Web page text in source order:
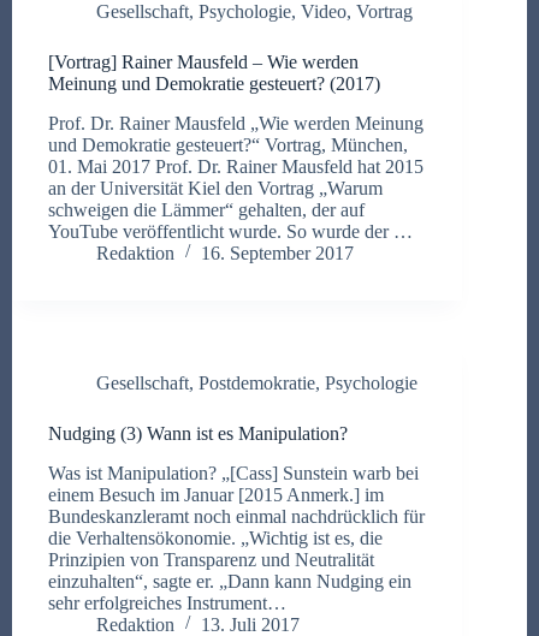
Gesellschaft, Psychologie, Video, Vortrag
[Vortrag] Rainer Mausfeld – Wie werden
Meinung und Demokratie gesteuert? (2017)
Prof. Dr. Rainer Mausfeld „Wie werden Meinung
und Demokratie gesteuert?“ Vortrag, München,
01. Mai 2017 Prof. Dr. Rainer Mausfeld hat 2015
an der Universität Kiel den Vortrag „Warum
schweigen die Lämmer“ gehalten, der auf
YouTube veröffentlicht wurde. So wurde der …
Redaktion
16. September 2017
Gesellschaft, Postdemokratie, Psychologie
Nudging (3) Wann ist es Manipulation?
Was ist Manipulation? „[Cass] Sunstein warb bei
einem Besuch im Januar [2015 Anmerk.] im
Bundeskanzleramt noch einmal nachdrücklich für
die Verhaltensökonomie. „Wichtig ist es, die
Prinzipien von Transparenz und Neutralität
einzuhalten“, sagte er. „Dann kann Nudging ein
sehr erfolgreiches Instrument…
Redaktion
13. Juli 2017